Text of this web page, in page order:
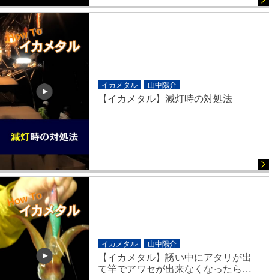
イカメタル 山中陽介
【イカメタル】減灯時の対処法
イカメタル 山中陽介
【イカメタル】誘い中にアタリが出
て竿でアワセが出来なくなったら…